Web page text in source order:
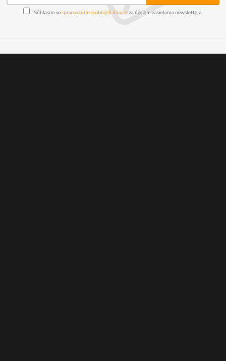
Súhlasím sospracovaním osobných údajov za účelom zasielania newslettera.